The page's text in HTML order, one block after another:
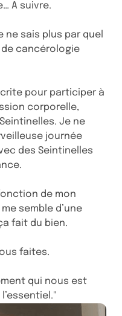
A suivre.
ne sais plus par quel
cancérologie
pour participer à
corporelle,
Je ne
journée
des Seintinelles
de mon
semble d’une
fait du bien.
faites.
qui nous est